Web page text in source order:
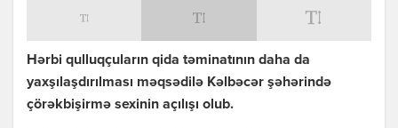
Hərbi qulluqçuların qida təminatının daha da
yaxşılaşdırılması məqsədilə Kəlbəcər şəhərində
çörəkbişirmə sexinin açılışı olub.